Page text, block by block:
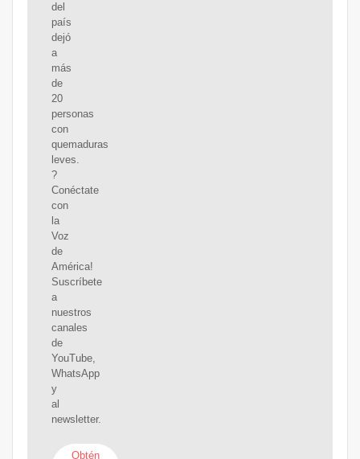
del
país
dejó
a
más
de
20
personas
con
quemaduras
leves.
?
Conéctate
con
la
Voz
de
América!
Suscríbete
a
nuestros
canales
de
YouTube,
WhatsApp
y
al
newsletter.
Obtén